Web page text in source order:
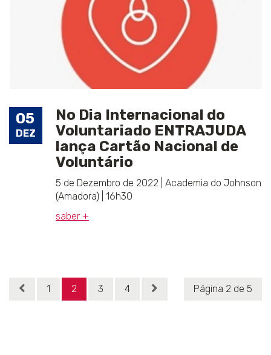
05
DEZ
No Dia Internacional do
Voluntariado ENTRAJUDA
lança Cartão Nacional de
Voluntário
5 de Dezembro de 2022 | Academia do Johnson
(Amadora) | 16h30
saber +
1 2 3 4 Página 2 de 5